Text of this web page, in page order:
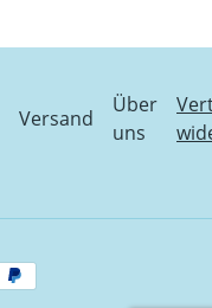
Versand
Über
uns